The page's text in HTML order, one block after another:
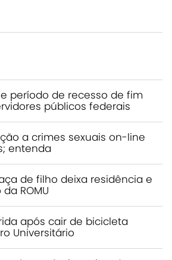
período de recesso de fim
públicos federais
a crimes sexuais on-line
entenda
de filho deixa residência e
ROMU
após cair de bicicleta
Universitário